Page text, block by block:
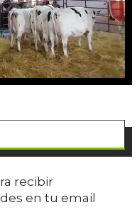
recibir
en tu email